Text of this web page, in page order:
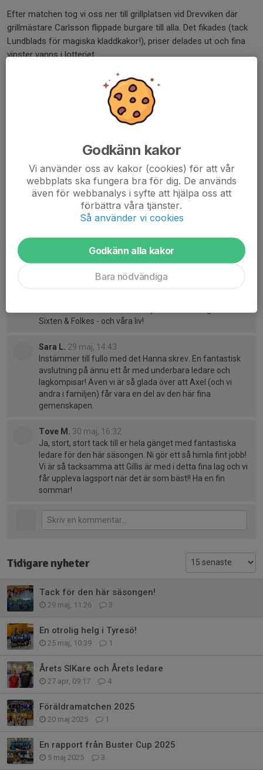
Efter matchen tog vi oss ner till grillplatsen vid Drevviken där
grillmästare Carlsson flippade burgare till alla. Det fikades (tack
Lundblads för magiska kladdkakor!), priser delades ut och fina
vinster vanns i lotteriet.
Vi ledare vill tacka alla härliga spelare, föräldrar och syskon för
en kul och intensiv säsong! Vi har världens härligaste gäng! 💙
Nu laddar vi batterierna och bygger oss starkare och ses igen i
Ps. Sommarträningsprogram kommer, var så säkra.
Dela nyhet
Kommentarer
29 maj, 14:08
Sixten & Folkes - och våra liv!
Sara L. 29 maj, 14:43
Instämmer till fullo med det Hanna skrev. En fantastisk
avslutning på ännu ett år med underbara ledare och
lagkompisar! Även vi är så glada över att Axel (och vi
andra i familjen) får vara en del av den här fina
gemenskapen.
Tove M. 30 maj, 16:32
Ja, stort, stort tack till er hela gänget med fantastiska
ledare för den här säsongen. Ni gör ett så himla fint jobb!
Vi är så tacksamma att Gillis är med i detta fina lag och vi
får uppleva lagsport när det är som bäst!! Ha en fin
sommar!
Tidigare nyheter
Tack för den här säsongen!
29 maj, 11:26 3
En otrolig helg i Tyresö!
25 maj, 10:39 1
Årets SIKare och Årets ledare
27 apr, 09:17 4
Föräldramatchen 2025
20 maj 2025 1
En rapport från Buster Cup 2025
5 maj 2025 3
Godkänn kakor
Vi använder oss av kakor (cookies) för att vår
webbplats ska fungera bra för dig. De används
även för webbanalys i syfte att hjälpa oss att
förbättra våra tjänster.
Så använder vi cookies
Godkänn alla kakor
Bara nödvändiga